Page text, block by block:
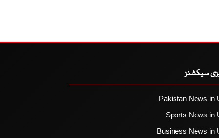
سیکشنز
Pakistan News in
Sports News in
Business News in